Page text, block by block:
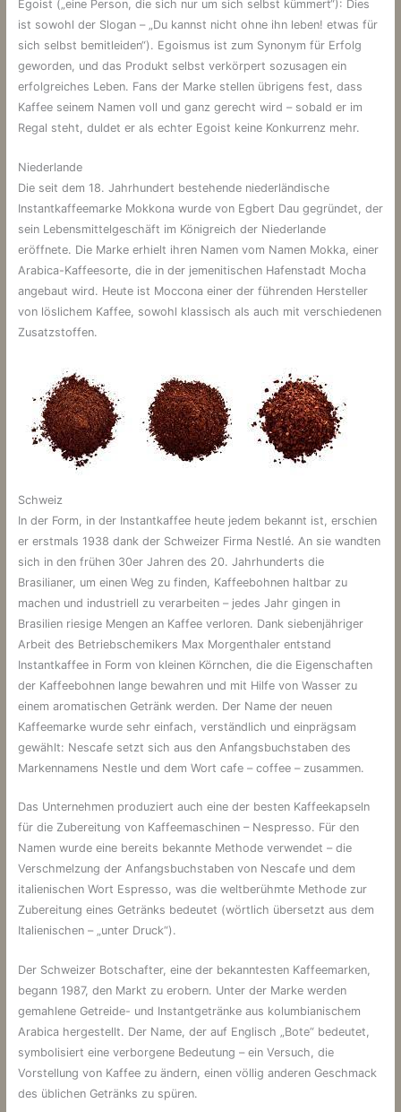
Egoist („eine Person, die sich nur um sich selbst kümmert“): Dies
ist sowohl der Slogan – „Du kannst nicht ohne ihn leben! etwas für
sich selbst bemitleiden“). Egoismus ist zum Synonym für Erfolg
geworden, und das Produkt selbst verkörpert sozusagen ein
erfolgreiches Leben. Fans der Marke stellen übrigens fest, dass
Kaffee seinem Namen voll und ganz gerecht wird – sobald er im
Regal steht, duldet er als echter Egoist keine Konkurrenz mehr.
Niederlande
Die seit dem 18. Jahrhundert bestehende niederländische
Instantkaffeemarke Mokkona wurde von Egbert Dau gegründet, der
sein Lebensmittelgeschäft im Königreich der Niederlande
eröffnete. Die Marke erhielt ihren Namen vom Namen Mokka, einer
Arabica-Kaffeesorte, die in der jemenitischen Hafenstadt Mocha
angebaut wird. Heute ist Moccona einer der führenden Hersteller
von löslichem Kaffee, sowohl klassisch als auch mit verschiedenen
Zusatzstoffen.
Schweiz
In der Form, in der Instantkaffee heute jedem bekannt ist, erschien
er erstmals 1938 dank der Schweizer Firma Nestlé. An sie wandten
sich in den frühen 30er Jahren des 20. Jahrhunderts die
Brasilianer, um einen Weg zu finden, Kaffeebohnen haltbar zu
machen und industriell zu verarbeiten – jedes Jahr gingen in
Brasilien riesige Mengen an Kaffee verloren. Dank siebenjähriger
Arbeit des Betriebschemikers Max Morgenthaler entstand
Instantkaffee in Form von kleinen Körnchen, die die Eigenschaften
der Kaffeebohnen lange bewahren und mit Hilfe von Wasser zu
einem aromatischen Getränk werden. Der Name der neuen
Kaffeemarke wurde sehr einfach, verständlich und einprägsam
gewählt: Nescafe setzt sich aus den Anfangsbuchstaben des
Markennamens Nestle und dem Wort cafe – coffee – zusammen.
Das Unternehmen produziert auch eine der besten Kaffeekapseln
für die Zubereitung von Kaffeemaschinen – Nespresso. Für den
Namen wurde eine bereits bekannte Methode verwendet – die
Verschmelzung der Anfangsbuchstaben von Nescafe und dem
italienischen Wort Espresso, was die weltberühmte Methode zur
Zubereitung eines Getränks bedeutet (wörtlich übersetzt aus dem
Italienischen – „unter Druck“).
Der Schweizer Botschafter, eine der bekanntesten Kaffeemarken,
begann 1987, den Markt zu erobern. Unter der Marke werden
gemahlene Getreide- und Instantgetränke aus kolumbianischem
Arabica hergestellt. Der Name, der auf Englisch „Bote“ bedeutet,
symbolisiert eine verborgene Bedeutung – ein Versuch, die
Vorstellung von Kaffee zu ändern, einen völlig anderen Geschmack
des üblichen Getränks zu spüren.